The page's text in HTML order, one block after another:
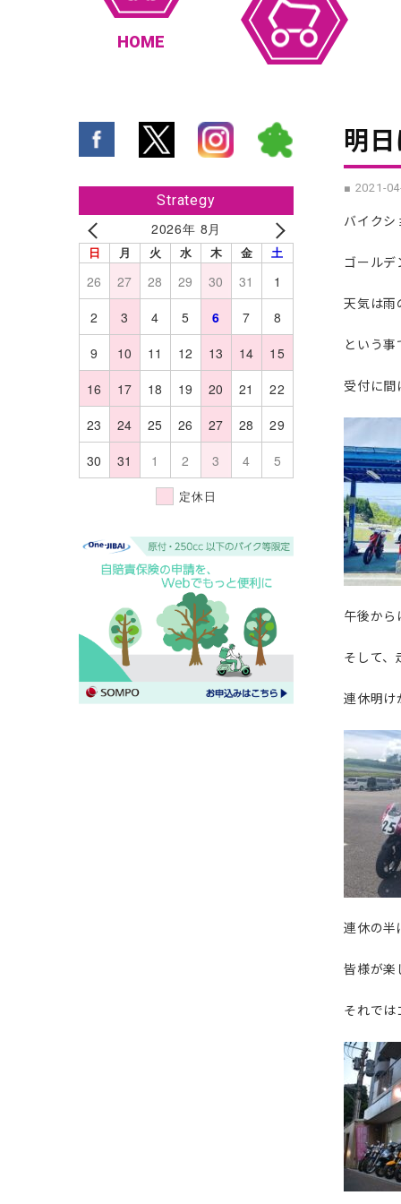
HOME
Strategy
2026年 8月
日 月 火 水 木 金 土
26 27 28 29 30 31
1
2
3 4 5 6 7
8
9
10 11 12 13 14
15
16
17 18 19 20 21
22
23
24 25 26 27 28
29
30
31 1 2 3 4 5
定休日
明
■ 2021-
バイク
ゴール
天気は
という
受付に間
午後か
そして、
連休明け
連休の半
皆様が楽
それでは